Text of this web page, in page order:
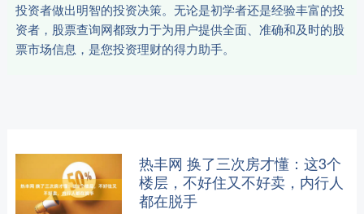
投资者做出明智的投资决策。无论是初学者还是经验丰富的投
资者，股票查询网都致力于为用户提供全面、准确和及时的股
票市场信息，是您投资理财的得力助手。
热丰网 换了三次房才懂：这3个
楼层，不好住又不好卖，内行人
都在脱手